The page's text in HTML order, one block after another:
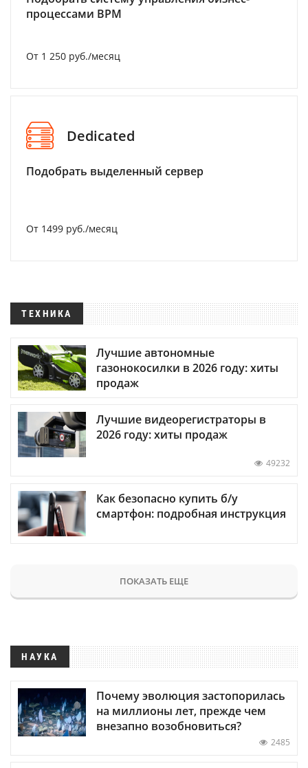
процессами BPM
От 1 250 руб./месяц
Dedicated
Подобрать выделенный сервер
От 1499 руб./месяц
ТЕХНИКА
Лучшие автономные
газонокосилки в 2026 году: хиты
продаж
Лучшие видеорегистраторы в
2026 году: хиты продаж
49232
Как безопасно купить б/у
смартфон: подробная инструкция
ПОКАЗАТЬ ЕЩЕ
НАУКА
Почему эволюция застопорилась
на миллионы лет, прежде чем
внезапно возобновиться?
2485